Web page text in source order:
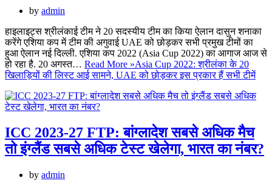
by admin
हाइलाइट्स श्रीलंकाई टीम ने 20 सदस्यीय टीम का किया ऐलान दासुन शनाका
करेंगे एशिया कप में टीम की अगुवाई UAE को छोड़कर सभी प्रमुख टीमों का
हुआ ऐलान नई दिल्ली. एशिया कप 2022 (Asia Cup 2022) का आगाज आज से
हो रहा है. 20 अगस्त… Read More »Asia Cup 2022: श्रीलंका के 20
खिलाड़ियों की लिस्ट आई सामने, UAE को छोड़कर इस प्रकार हैं सभी टीमें
ICC 2023-27 FTP: बांग्लादेश सबसे अधिक मैच
तो इंग्लैंड सबसे अधिक टेस्ट खेलेगा, भारत का नंबर?
by admin